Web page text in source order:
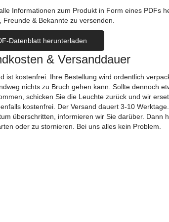
Informationen zum Produkt in Form eines PDFs
Freunde & Bekannte zu versenden.
Datenblatt herunterladen
& Versanddauer
ist kostenfrei. Ihre Bestellung wird ordentlich
nichts zu Bruch gehen kann. Sollte dennoch
schicken Sie die Leuchte zurück und wir
kostenfrei. Der Versand dauert 3-10
überschritten, informieren wir Sie darüber. Dann
oder zu stornieren. Bei uns alles kein Problem.